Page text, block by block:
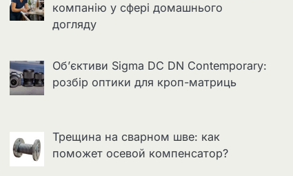
компанію у сфері домашнього
догляду
Об’єктиви Sigma DC DN Contemporary:
розбір оптики для кроп-матриць
Трещина на сварном шве: как
поможет осевой компенсатор?